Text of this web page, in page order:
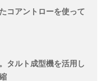
コアントローを使って
タルト成型機を活用し